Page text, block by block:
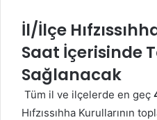
İl/İlçe
Saat İçerisinde
Sağlanacak
Tüm il ve ilçelerde en geç
Hıfzıssıhha Kurullarının